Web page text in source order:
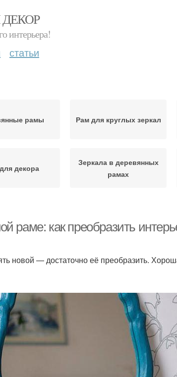
интерьера!
статьи
рамы Рам для круглых зеркал
декора
Зеркала в деревянных
рамах
раме: как преобразить
новой — достаточно её преобразить.